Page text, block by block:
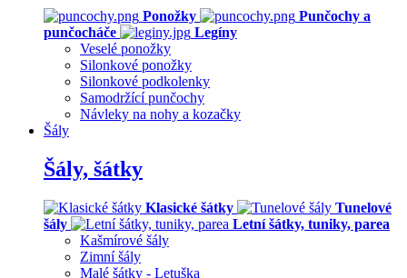
Ponožky
Punčochy a
punčocháče
Legíny
Veselé ponožky
Silonkové ponožky
Silonkové podkolenky
Samodržící punčochy
Návleky na nohy a kozačky
Šály
Šály, šátky
Klasické šátky
Tunelové
šály
Letní šátky, tuniky, parea
Kašmírové šály
Zimní šály
Malé šátky - Letuška